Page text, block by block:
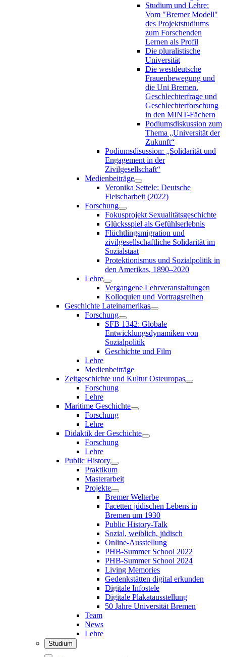
Studium und Lehre:
Vom "Bremer Modell"
des Projektstudiums
zum Forschenden
Lernen als Profil
Die pluralistische
Universität
Die westdeutsche
Frauenbewegung und
die Uni Bremen.
Geschlechterfrage und
Geschlechterforschung
in den MINT-Fächern
Podiumsdiskussion zum
Thema „Universität der
Zukunft“
Podiumsdisussion: „Solidarität und
Engagement in der
Zivilgesellschaft“
Medienbeiträge
Veronika Settele: Deutsche
Fleischarbeit (2022)
Forschung
Fokusprojekt Sexualitätsgeschichte
Glücksspiel als Gefühlserlebnis
Flüchtlingsmigration und
zivilgesellschaftliche Solidarität im
Sozialstaat
Protektionismus und Sozialpolitik in
den Amerikas, 1890–2020
Lehre
Vergangene Lehrveranstaltungen
Kolloquien und Vortragsreihen
Geschichte Lateinamerikas
Forschung
SFB 1342: Globale
Entwicklungsdynamiken von
Sozialpolitik
Geschichte und Film
Lehre
Medienbeiträge
Zeitgeschichte und Kultur Osteuropas
Forschung
Lehre
Maritime Geschichte
Forschung
Lehre
Didaktik der Geschichte
Forschung
Lehre
Public History
Praktikum
Masterarbeit
Projekte
Bremer Welterbe
Facetten jüdischen Lebens in
Bremen um 1930
Public History-Talk
Sozial, weiblich, jüdisch
Online-Ausstellung
PHB-Summer School 2022
PHB-Summer School 2024
Living Memories
Gedenkstätten digital erkunden
Digitale Infostele
Digitale Plakatausstellung
50 Jahre Universität Bremen
Team
News
Lehre
Studium